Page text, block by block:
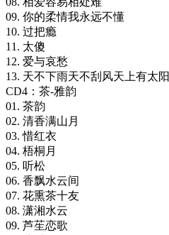
09. 你的柔情我永远不懂
10. 过把瘾
11. 太傻
12. 爱与哀愁
13. 天不下雨天不刮风天上有太阳
CD4：茶-雅韵
01. 茶韵
02. 清香满山月
03. 惜红衣
04. 梧桐月
05. 听松
06. 香飘水云间
07. 花熏茶十友
08. 潇湘水云
09. 芦苼恋歌